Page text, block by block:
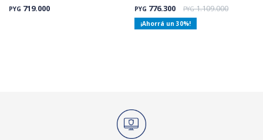
PYG 719.000 PYG 776.300 PYG 1.109.000
30